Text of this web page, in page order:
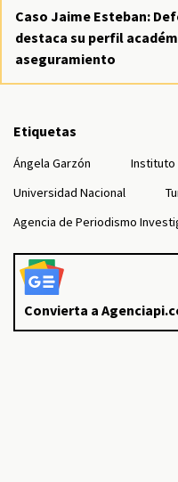
Caso Jaime Esteban:
destaca su perfil
aseguramiento
Etiquetas
Ángela Garzón
Instituto
Universidad Nacional
Agencia de Periodismo
Convierta a